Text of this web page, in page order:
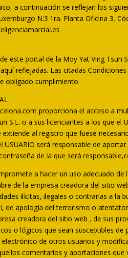
a continuación se reflejan los
N:3 1ra. Planta Oficina 3,
este portal de la Moy Yat Ving Tsun
reflejadas. Las citadas
obligado cumplimiento.
proporciona el acceso a
S.L. o a sus licenciantes a los que el
extiende al registro que fuese
USUARIO será responsable de
de la que será
a hacer un uso adecuado
de la empresa creadora del sitio
ilícitas, ilegales o contrarias a la
de apología del terrorismo o
creadora del sitio web , de sus
o lógicos que sean susceptibles
de otros usuarios y
comentarios y aportaciones